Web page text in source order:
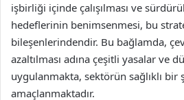
işbirliği içinde çalışılması ve
hedeflerinin benimsenmesi, bu
bileşenlerindendir. Bu bağlamda,
azaltılması adına çeşitli yasalar ve
uygulanmakta, sektörün sağlıklı bir
amaçlanmaktadır.